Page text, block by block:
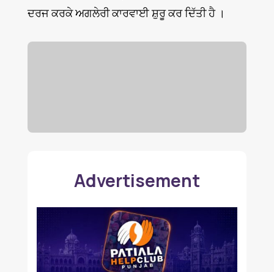
ਦਰਜ ਕਰਕੇ ਅਗਲੇਰੀ ਕਾਰਵਾਈ ਸ਼ੁਰੂ ਕਰ ਦਿੱਤੀ ਹੈ ।
Advertisement